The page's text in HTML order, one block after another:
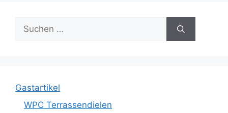
Suche
nach:
Gastartikel
WPC Terrassendielen